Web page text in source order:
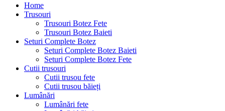
Home
Trusouri
Trusouri Botez Fete
Trusouri Botez Baieti
Seturi Complete Botez
Seturi Complete Botez Baieti
Seturi Complete Botez Fete
Cutii trusouri
Cutii trusou fete
Cutii trusou băieți
Lumânări
Lumânări fete